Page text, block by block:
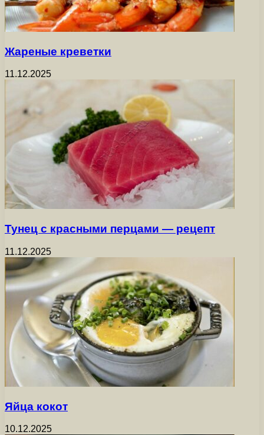
Жареные креветки
11.12.2025
Тунец с красными перцами — рецепт
11.12.2025
Яйца кокот
10.12.2025